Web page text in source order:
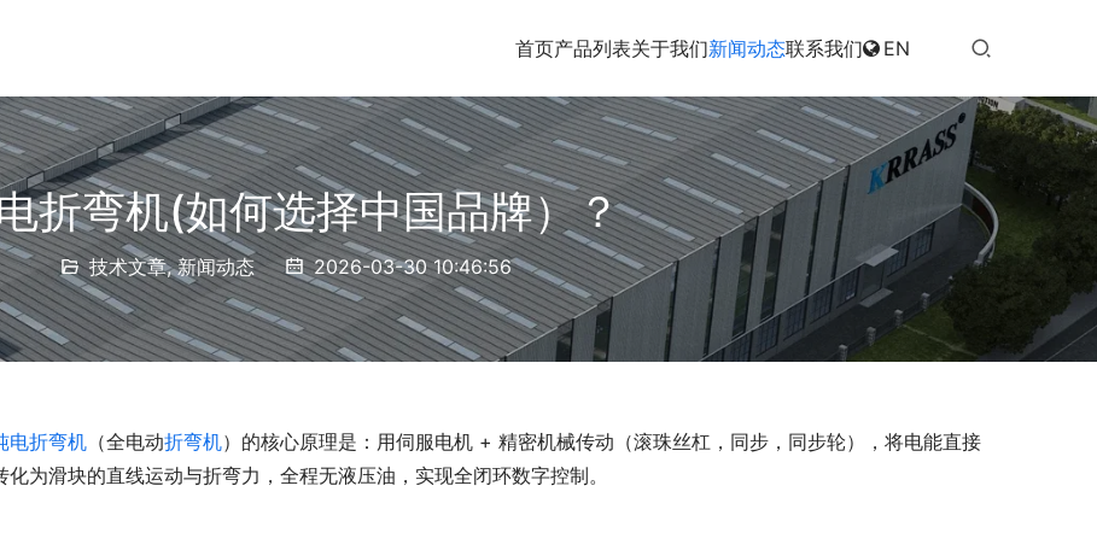
首页产品列表关于我们新闻动态联系我们 EN
折弯机(如何选择中国品牌）？
技术文章,新闻动态 2026-03-30 10:46:56
电折弯机 （全电动折弯机）的核心原理是：用伺服电机 + 精密机械传动（滚珠丝杠，同步，同步轮），将电能直接
化为滑块的直线运动与折弯力，全程无液压油，实现全闭环数字控制。